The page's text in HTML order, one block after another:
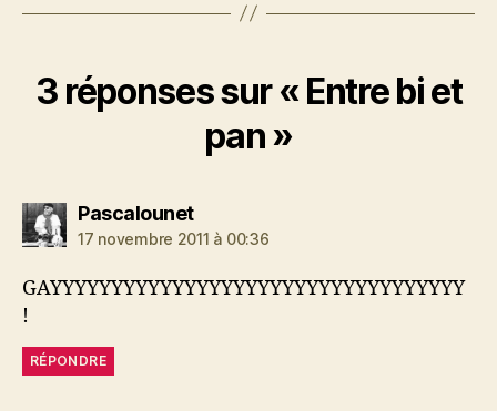
3 réponses sur « Entre bi et
pan »
Pascalounetdit :
17 novembre 2011 à 00:36
GAYYYYYYYYYYYYYYYYYYYYYYYYYYYYYYYYYY
!
RÉPONDRE